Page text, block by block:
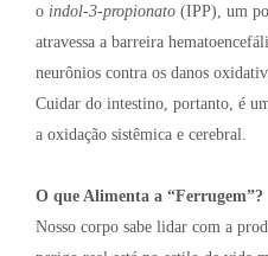
o indol-3-propionato (IPP), um
atravessa a barreira
neurônios contra os danos
Cuidar do intestino, portanto, é
a oxidação sistêmica e cerebral.
O que Alimenta a “Ferrugem”?
Nosso corpo sabe lidar com a